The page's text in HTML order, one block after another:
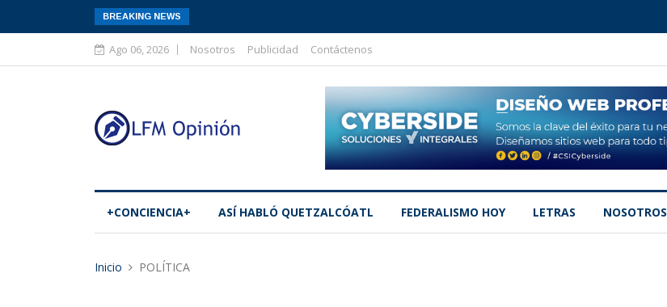
BREAKING NEWS
Ago 06, 2026 Nosotros Publicidad Contáctenos
+CONCIENCIA+ ASÍ­ HABLÓ QUETZALCÓATL FEDERALISMO HOY LETRAS NOSOTROS
Inicio POLÍTICA